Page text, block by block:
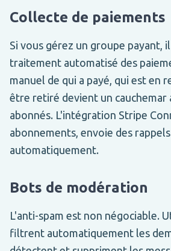
Collecte de paiements
Si vous gérez un groupe payant,
traitement automatisé des
manuel de qui a payé, qui est en
être retiré devient un cauchemar
abonnés. L'intégration Stripe
abonnements, envoie des
automatiquement.
Bots de modération
L'anti-spam est non négociable.
filtrent automatiquement les